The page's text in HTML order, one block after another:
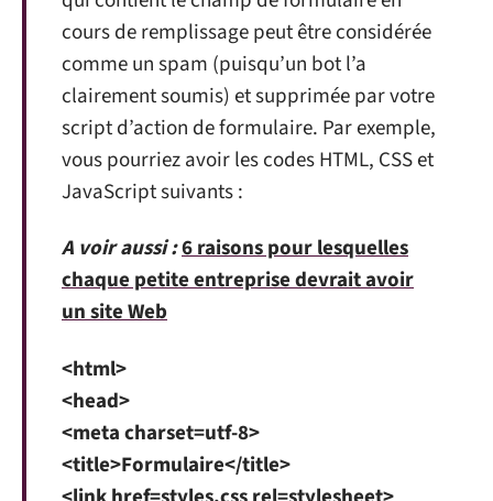
cours de remplissage peut être considérée
comme un spam (puisqu’un bot l’a
clairement soumis) et supprimée par votre
script d’action de formulaire. Par exemple,
vous pourriez avoir les codes HTML, CSS et
JavaScript suivants :
A voir aussi :6 raisons pour lesquelles
chaque petite entreprise devrait avoir
un site Web
<html>
<head>
<meta charset=utf-8>
<title>Formulaire</title>